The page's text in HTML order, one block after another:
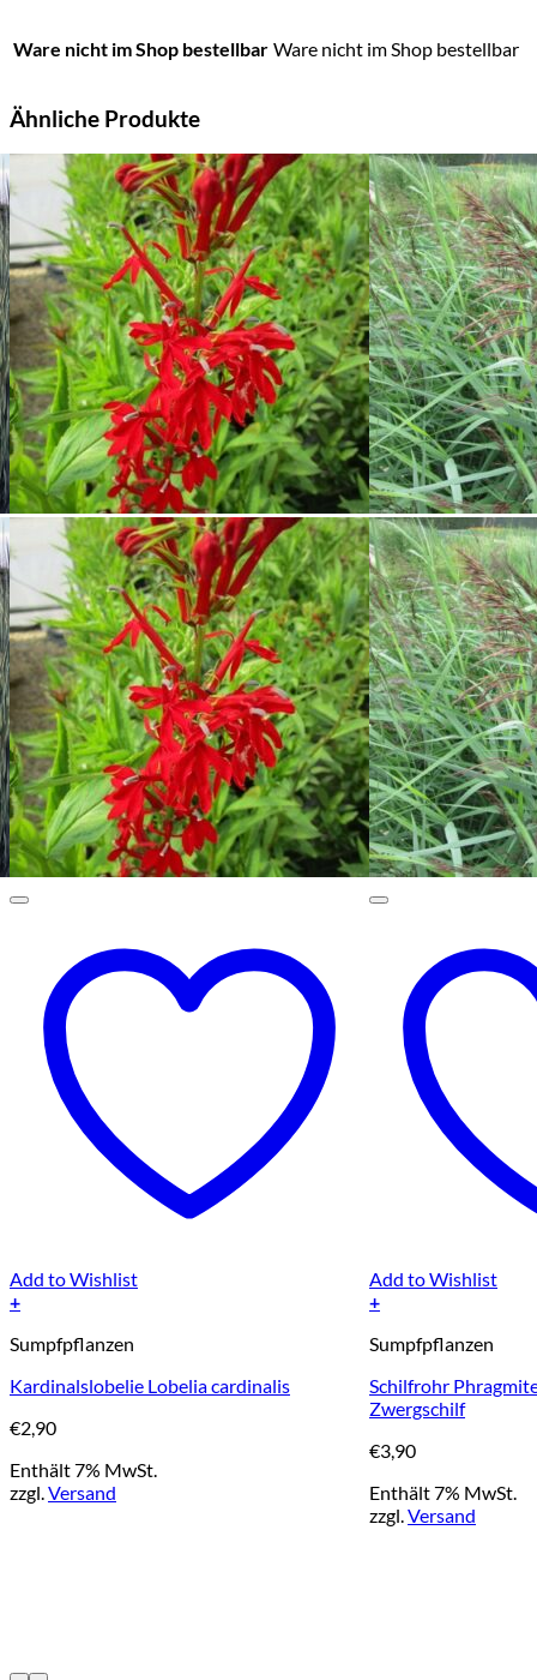
Ware nicht im Shop bestellbar Ware nicht im Shop bestellbar
Ähnliche Produkte
Add to Wishlist
+
Sumpfpflanzen
Kardinalslobelie Lobelia cardinalis
€2,90
Enthält 7% MwSt.
zzgl.Versand
Add to Wishlist
+
Sumpfpflanzen
Schilfrohr
Zwergschilf
€3,90
Enthält 7% MwSt.
zzgl.Versand